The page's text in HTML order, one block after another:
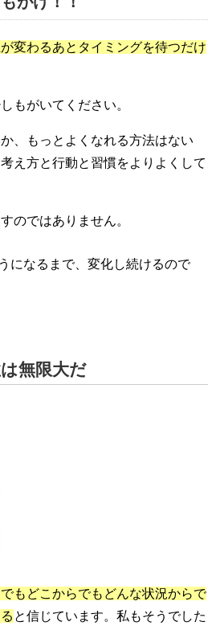
が変わるあとタイミングを待つだけ
もがいてください。
、もっとよくなれる方法はない
え方と行動と習慣をよりよくして
のではありません。
になるまで、変化し続けるので
無限大だ
もどこからでもどんな状況からで
と信じています。私もそうでした